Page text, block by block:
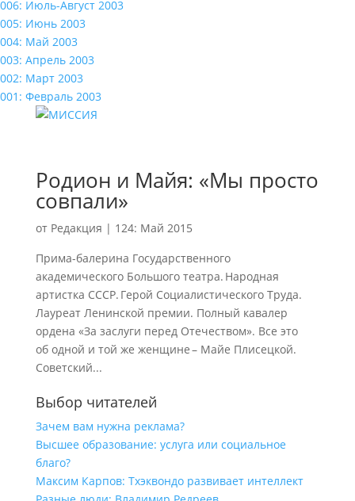
006: Июль-Август 2003
005: Июнь 2003
004: Май 2003
003: Апрель 2003
002: Март 2003
001: Февраль 2003
Родион и Майя: «Мы просто
совпали»
от Редакция | 124: Май 2015
Прима-балерина Государственного
академического Большого театра. Народная
артистка СССР. Герой Социалистического Труда.
Лауреат Ленинской премии. Полный кавалер
ордена «За заслуги перед Отечеством». Все это
об одной и той же женщине – Майе Плисецкой.
Советский...
Выбор читателей
Зачем вам нужна реклама?
Высшее образование: услуга или социальное
благо?
Максим Карпов: Тхэквондо развивает интеллект